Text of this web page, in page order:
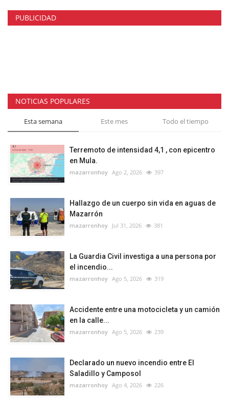
PUBLICIDAD
NOTICIAS POPULARES
Esta semana Este mes Todo el tiempo
Terremoto de intensidad 4,1 , con epicentro
en Mula.
mazarronhoy Ago 2, 2026 397
Hallazgo de un cuerpo sin vida en aguas de
Mazarrón
mazarronhoy Jul 31, 2026 381
La Guardia Civil investiga a una persona por
el incendio...
mazarronhoy Ago 5, 2026 319
Accidente entre una motocicleta y un camión
en la calle...
mazarronhoy Ago 5, 2026 239
Declarado un nuevo incendio entre El
Saladillo y Camposol
mazarronhoy Ago 4, 2026 226